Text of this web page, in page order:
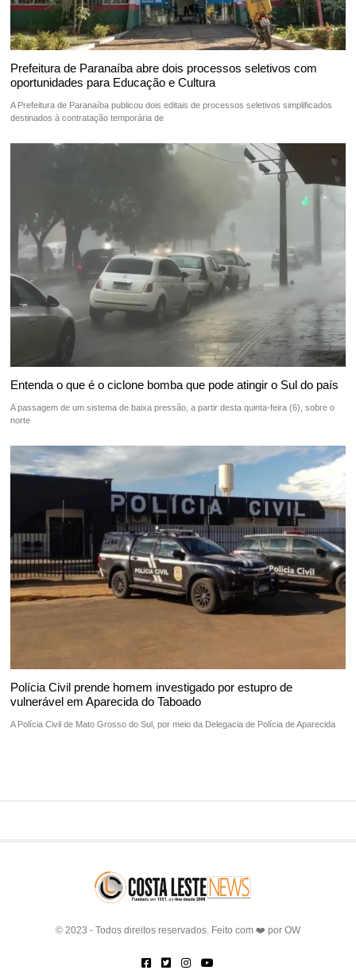
Prefeitura de Paranaíba abre dois processos seletivos com
oportunidades para Educação e Cultura
A Prefeitura de Paranaíba publicou dois editais de processos seletivos simplificados
destinados à contratação temporária de
Entenda o que é o ciclone bomba que pode atingir o Sul do país
A passagem de um sistema de baixa pressão, a partir desta quinta-feira (6), sobre o
norte
Polícia Civil prende homem investigado por estupro de
vulnerável em Aparecida do Taboado
A Polícia Civil de Mato Grosso do Sul, por meio da Delegacia de Polícia de Aparecida
© 2023 - Todos direitos reservados. Feito com ❤️ por OW